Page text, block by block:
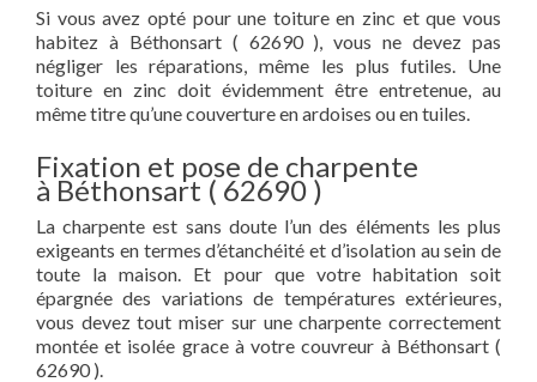
Si vous avez opté pour une toiture en zinc et que vous
habitez à Béthonsart ( 62690 ), vous ne devez pas
négliger les réparations, même les plus futiles. Une
toiture en zinc doit évidemment être entretenue, au
même titre qu’une couverture en ardoises ou en tuiles.
Fixation et pose de charpente
à Béthonsart ( 62690 )
La charpente est sans doute l’un des éléments les plus
exigeants en termes d’étanchéité et d’isolation au sein de
toute la maison. Et pour que votre habitation soit
épargnée des variations de températures extérieures,
vous devez tout miser sur une charpente correctement
montée et isolée grace à votre couvreur à Béthonsart (
62690 ).